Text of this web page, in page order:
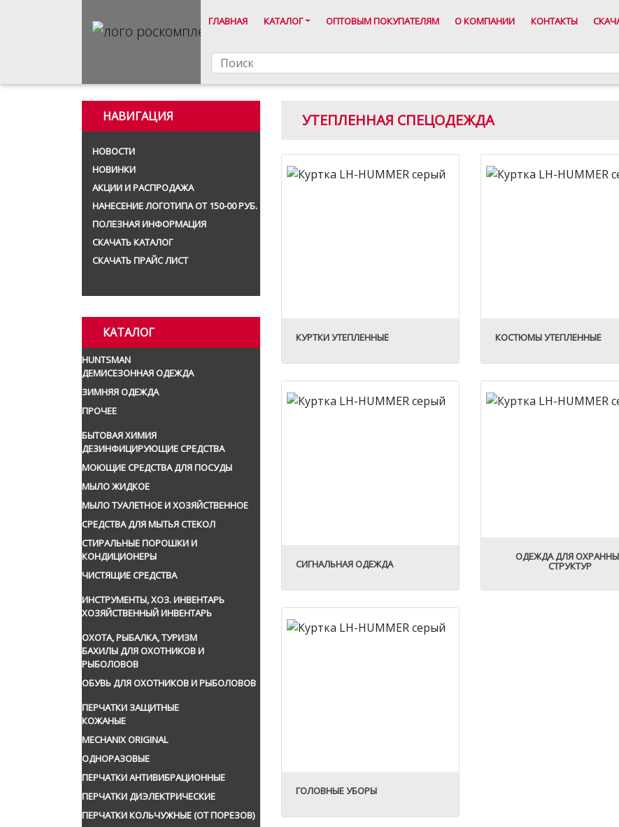
ГЛАВНАЯ КАТАЛОГ ОПТОВЫМ ПОКУПАТЕЛЯМ О КОМПАНИИ КОНТАКТЫ
НАВИГАЦИЯ
НОВОСТИ
НОВИНКИ
АКЦИИ И РАСПРОДАЖА
НАНЕСЕНИЕ ЛОГОТИПА ОТ 150-00 РУБ.
ПОЛЕЗНАЯ ИНФОРМАЦИЯ
СКАЧАТЬ КАТАЛОГ
СКАЧАТЬ ПРАЙС ЛИСТ
КАТАЛОГ
HUNTSMAN
ДЕМИСЕЗОННАЯ ОДЕЖДА
ЗИМНЯЯ ОДЕЖДА
ПРОЧЕЕ
БЫТОВАЯ ХИМИЯ
ДЕЗИНФИЦИРУЮЩИЕ СРЕДСТВА
МОЮЩИЕ СРЕДСТВА ДЛЯ ПОСУДЫ
МЫЛО ЖИДКОЕ
МЫЛО ТУАЛЕТНОЕ И ХОЗЯЙСТВЕННОЕ
СРЕДСТВА ДЛЯ МЫТЬЯ СТЕКОЛ
СТИРАЛЬНЫЕ ПОРОШКИ И
КОНДИЦИОНЕРЫ
ЧИСТЯЩИЕ СРЕДСТВА
ИНСТРУМЕНТЫ, ХОЗ. ИНВЕНТАРЬ
ХОЗЯЙСТВЕННЫЙ ИНВЕНТАРЬ
ОХОТА, РЫБАЛКА, ТУРИЗМ
БАХИЛЫ ДЛЯ ОХОТНИКОВ И
РЫБОЛОВОВ
ОБУВЬ ДЛЯ ОХОТНИКОВ И РЫБОЛОВОВ
ПЕРЧАТКИ ЗАЩИТНЫЕ
КОЖАНЫЕ
MECHANIX ORIGINAL
ОДНОРАЗОВЫЕ
ПЕРЧАТКИ АНТИВИБРАЦИОННЫЕ
ПЕРЧАТКИ ДИЭЛЕКТРИЧЕСКИЕ
ПЕРЧАТКИ КОЛЬЧУЖНЫЕ (ОТ ПОРЕЗОВ)
УТЕПЛЕННАЯ СПЕЦОДЕЖДА
КУРТКИ УТЕПЛЕННЫЕ КОСТЮМЫ УТЕПЛЕННЫЕ
СИГНАЛЬНАЯ ОДЕЖДА
ОДЕЖДА ДЛЯ
СТРУКТУР
ГОЛОВНЫЕ УБОРЫ